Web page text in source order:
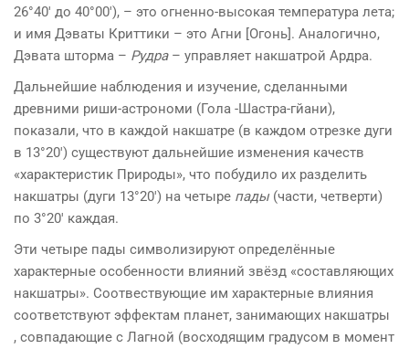
26°40′ до 40°00′), – это огненно-высокая температура лета;
и имя Дэваты Криттики – это Агни [Огонь]. Аналогично,
Дэвата шторма – Рудра– управляет накшатрой Ардра.
Дальнейшие наблюдения и изучение, сделанными
древними риши-астрономи (Гола -Шастра-гйани),
показали, что в каждой накшатре (в каждом отрезке дуги
в 13°20′) существуют дальнейшие изменения качеств
«характеристик Природы», что побудило их разделить
накшатры (дуги 13°20′) на четыре пады(части, четверти)
по 3°20′ каждая.
Эти четыре пады символизируют определённые
характерные особенности влияний звёзд «составляющих
накшатры». Соотвествующие им характерные влияния
соответствуют эффектам планет, занимающих накшатры
, совпадающие с Лагной (восходящим градусом в момент